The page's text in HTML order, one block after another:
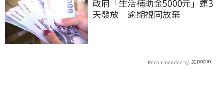
政府「生活補助金5000元」連3
天發放 逾期視同放棄
Recommended by